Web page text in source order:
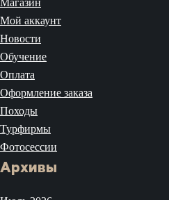
Магазин
Мой аккаунт
Новости
Обучение
Оплата
Оформление заказа
Походы
Турфирмы
Фотосессии
Архивы